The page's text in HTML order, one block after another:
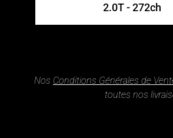
2.0T - 272ch
Nos Conditions Générales de
toutes nos